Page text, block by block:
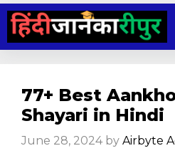
Skip
content
77+ Best
Shayari in Hindi
June 28, 2024 by Airbyte